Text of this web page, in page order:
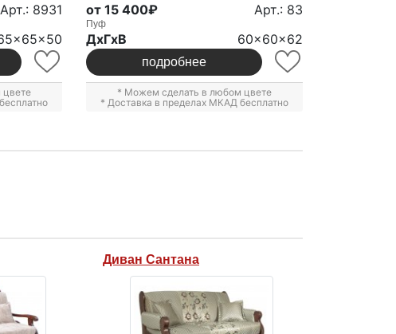
Арт.: 8931 от 15 400₽ Арт.: 83
Пуф
ДxГxВ 60x60x62
подробнее
* Можем сделать в любом цвете
* Доставка в пределах МКАД бесплатно
Диван Сантана